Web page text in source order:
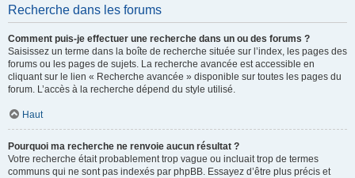
Recherche dans les forums
Comment puis-je effectuer une recherche dans un ou des forums ?
Saisissez un terme dans la boîte de recherche située sur l’index, les pages des
forums ou les pages de sujets. La recherche avancée est accessible en
cliquant sur le lien « Recherche avancée » disponible sur toutes les pages du
forum. L’accès à la recherche dépend du style utilisé.
Haut
Pourquoi ma recherche ne renvoie aucun résultat ?
Votre recherche était probablement trop vague ou incluait trop de termes
communs qui ne sont pas indexés par phpBB. Essayez d’être plus précis et